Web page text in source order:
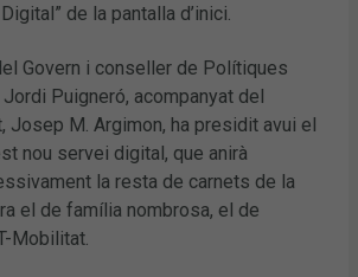
de la pantalla d’inici.
Govern i conseller de Polítiques
Puigneró, acompanyat del
Josep M. Argimon, ha presidit avui el
nou servei digital, que anirà
la resta de carnets de la
el de família nombrosa, el de
Mobilitat.